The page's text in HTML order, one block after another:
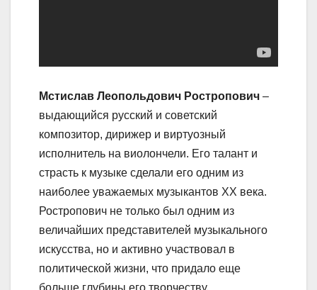
Мстислав Леопольдович Ростропович –
выдающийся русский и советский
композитор, дирижер и виртуозный
исполнитель на виолончели. Его талант и
страсть к музыке сделали его одним из
наиболее уважаемых музыкантов XX века.
Ростропович не только был одним из
величайших представителей музыкального
искусства, но и активно участвовал в
политической жизни, что придало еще